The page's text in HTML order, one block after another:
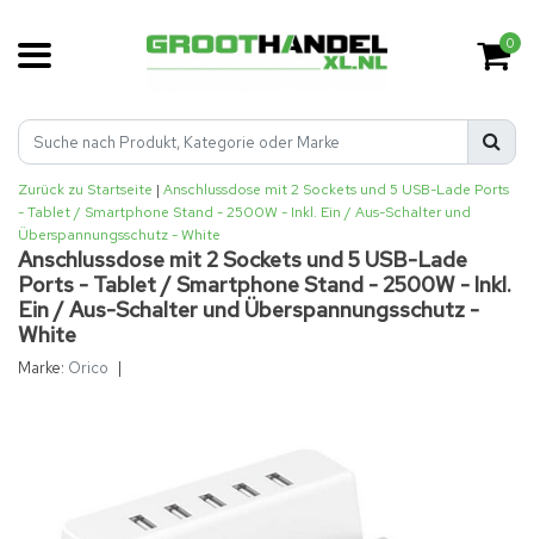
0
Zurück zu Startseite | Anschlussdose mit 2 Sockets und 5 USB-Lade Ports
- Tablet / Smartphone Stand - 2500W - Inkl. Ein / Aus-Schalter und
Überspannungsschutz - White
Anschlussdose mit 2 Sockets und 5 USB-Lade
Ports - Tablet / Smartphone Stand - 2500W - Inkl.
Ein / Aus-Schalter und Überspannungsschutz -
White
Marke: Orico |